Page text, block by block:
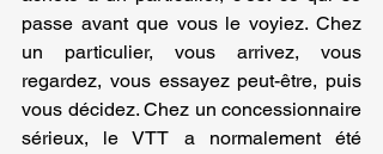
passe avant que vous le voyiez. Chez
un particulier, vous arrivez, vous
regardez, vous essayez peut-être, puis
vous décidez. Chez un concessionnaire
sérieux, le VTT a normalement été